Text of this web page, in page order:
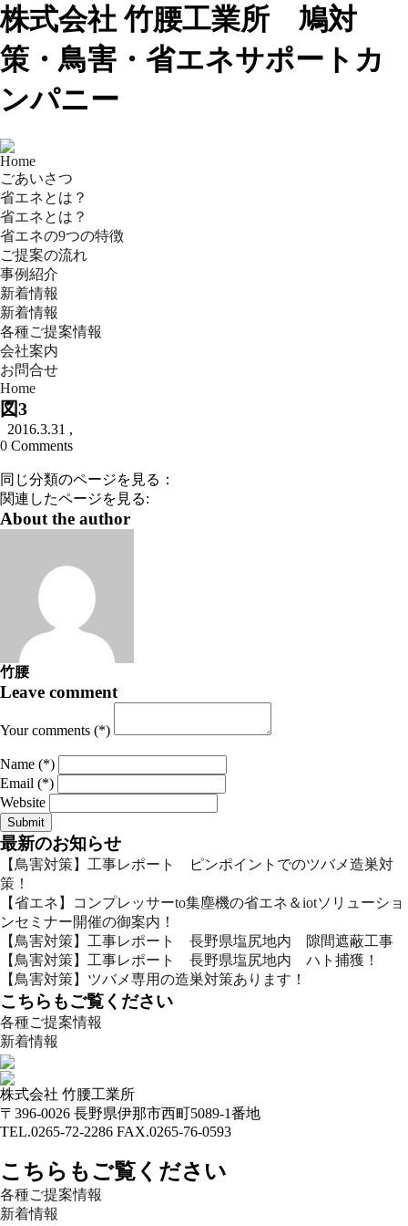
株式会社 竹腰工業所 鳩対
策・鳥害・省エネサポートカ
ンパニー
Home
ごあいさつ
省エネとは？
省エネとは？
省エネの9つの特徴
ご提案の流れ
事例紹介
新着情報
新着情報
各種ご提案情報
会社案内
お問合せ
Home
図3
2016.3.31 ,
0 Comments
同じ分類のページを見る：
関連したページを見る:
About the author
竹腰
Leave comment
Your comments (*)
Name (*)
Email (*)
Website
最新のお知らせ
【鳥害対策】工事レポート ピンポイントでのツバメ造巣対
策！
【省エネ】コンプレッサーto集塵機の省エネ＆iotソリューショ
ンセミナー開催の御案内！
【鳥害対策】工事レポート 長野県塩尻地内 隙間遮蔽工事
【鳥害対策】工事レポート 長野県塩尻地内 ハト捕獲！
【鳥害対策】ツバメ専用の造巣対策あります！
こちらもご覧ください
各種ご提案情報
新着情報
株式会社 竹腰工業所
〒396-0026 長野県伊那市西町5089-1番地
TEL.0265-72-2286 FAX.0265-76-0593
こちらもご覧ください
各種ご提案情報
新着情報